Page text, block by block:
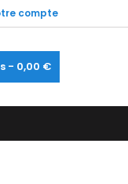
compte
- 0,00 €